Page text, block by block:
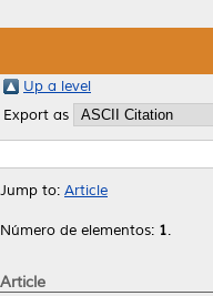
Up a level
Export as
Jump to: Article
Número de elementos: 1.
Article